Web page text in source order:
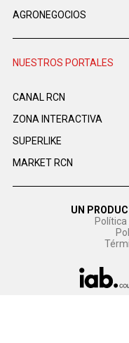
AGRONEGOCIOS
NUESTROS PORTALES
CANAL RCN
ZONA INTERACTIVA
SUPERLIKE
MARKET RCN
UN